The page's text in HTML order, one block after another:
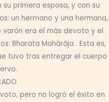
primera esposa, y con su
un hermano y una hermana,
varón era el más devoto y el
Bharata Mahārāja . Esta es,
tuvo tras entregar el cuerpo
pero no logró el éxito en